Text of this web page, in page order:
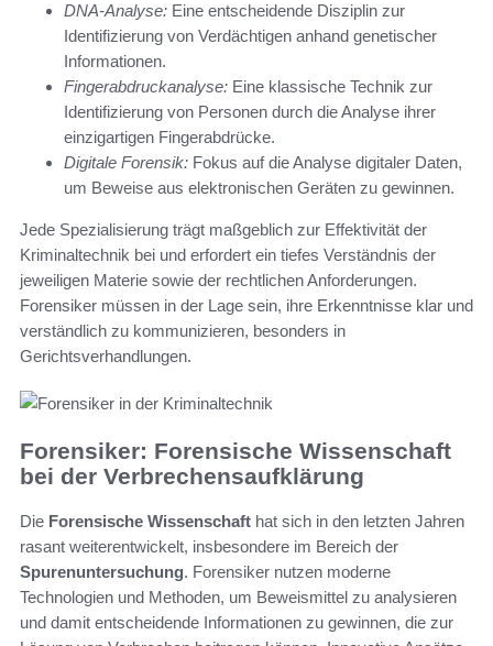
DNA-Analyse: Eine entscheidende Disziplin zur
Identifizierung von Verdächtigen anhand genetischer
Informationen.
Fingerabdruckanalyse: Eine klassische Technik zur
Identifizierung von Personen durch die Analyse ihrer
einzigartigen Fingerabdrücke.
Digitale Forensik: Fokus auf die Analyse digitaler Daten,
um Beweise aus elektronischen Geräten zu gewinnen.
Jede Spezialisierung trägt maßgeblich zur Effektivität der
Kriminaltechnik bei und erfordert ein tiefes Verständnis der
jeweiligen Materie sowie der rechtlichen Anforderungen.
Forensiker müssen in der Lage sein, ihre Erkenntnisse klar und
verständlich zu kommunizieren, besonders in
Gerichtsverhandlungen.
Forensiker: Forensische Wissenschaft
bei der Verbrechensaufklärung
Die Forensische Wissenschaft hat sich in den letzten Jahren
rasant weiterentwickelt, insbesondere im Bereich der
Spurenuntersuchung. Forensiker nutzen moderne
Technologien und Methoden, um Beweismittel zu analysieren
und damit entscheidende Informationen zu gewinnen, die zur